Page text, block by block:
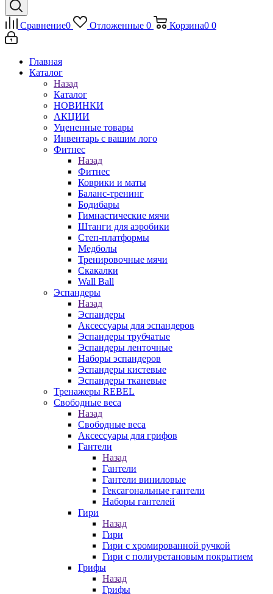
Сравнение0 Отложенные 0 Корзина0 0
Главная
Каталог
Назад
Каталог
НОВИНКИ
АКЦИИ
Уцененные товары
Инвентарь с вашим лого
Фитнес
Назад
Фитнес
Коврики и маты
Баланс-тренинг
Бодибары
Гимнастические мячи
Штанги для аэробики
Степ-платформы
Медболы
Тренировочные мячи
Скакалки
Wall Ball
Эспандеры
Назад
Эспандеры
Аксессуары для эспандеров
Эспандеры трубчатые
Эспандеры ленточные
Наборы эспандеров
Эспандеры кистевые
Эспандеры тканевые
Тренажеры REBEL
Свободные веса
Назад
Свободные веса
Аксессуары для грифов
Гантели
Назад
Гантели
Гантели виниловые
Гексагональные гантели
Наборы гантелей
Гири
Назад
Гири
Гири с хромированной ручкой
Гири с полиуретановым покрытием
Грифы
Назад
Грифы